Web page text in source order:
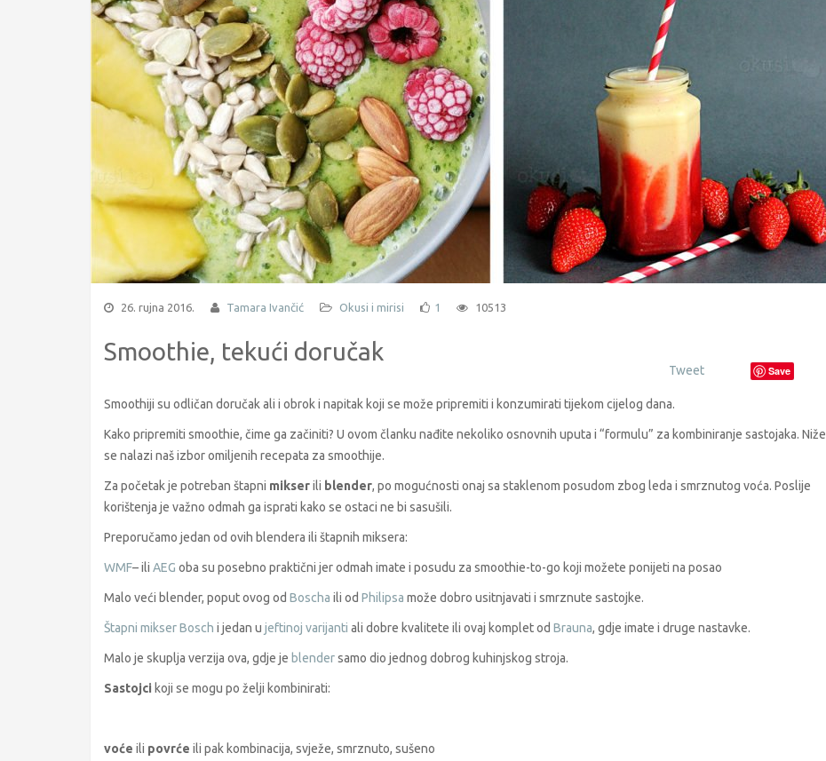
26. rujna 2016. Tamara Ivančić Okusi i mirisi 1 10513
Smoothie, tekući doručak
Tweet Save
Smoothiji su odličan doručak ali i obrok i napitak koji se može pripremiti i konzumirati tijekom cijelog dana.
Kako pripremiti smoothie, čime ga začiniti? U ovom članku nađite nekoliko osnovnih uputa i “formulu” za kombiniranje sastojaka. Niže
se nalazi naš izbor omiljenih recepata za smoothije.
Za početak je potreban štapni mikserili blender, po mogućnosti onaj sa staklenom posudom zbog leda i smrznutog voća. Poslije
korištenja je važno odmah ga isprati kako se ostaci ne bi sasušili.
Preporučamo jedan od ovih blendera ili štapnih miksera:
WMF– ili AEG oba su posebno praktični jer odmah imate i posudu za smoothie-to-go koji možete ponijeti na posao
Malo veći blender, poput ovog od Boscha ili od Philipsa može dobro usitnjavati i smrznute sastojke.
Štapni mikser Bosch i jedan u jeftinoj varijanti ali dobre kvalitete ili ovaj komplet od Brauna, gdje imate i druge nastavke.
Malo je skuplja verzija ova, gdje je blendersamo dio jednog dobrog kuhinjskog stroja.
Sastojci koji se mogu po želji kombinirati:
voće ili povrće ili pak kombinacija, svježe, smrznuto, sušeno